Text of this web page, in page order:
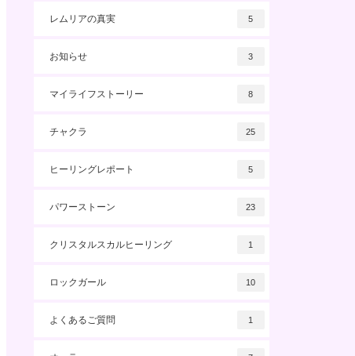
レムリアの真実 5
お知らせ 3
マイライフストーリー 8
チャクラ 25
ヒーリングレポート 5
パワーストーン 23
クリスタルスカルヒーリング 1
ロックガール 10
よくあるご質問 1